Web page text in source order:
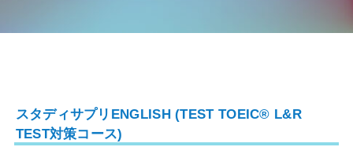
スタディサプリENGLISH (TEST TOEIC® L&R
TEST対策コース)